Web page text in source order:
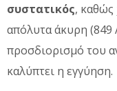
συστατικός, καθώς
απόλυτα άκυρη (849
προσδιορισμό του
καλύπτει η εγγύηση.